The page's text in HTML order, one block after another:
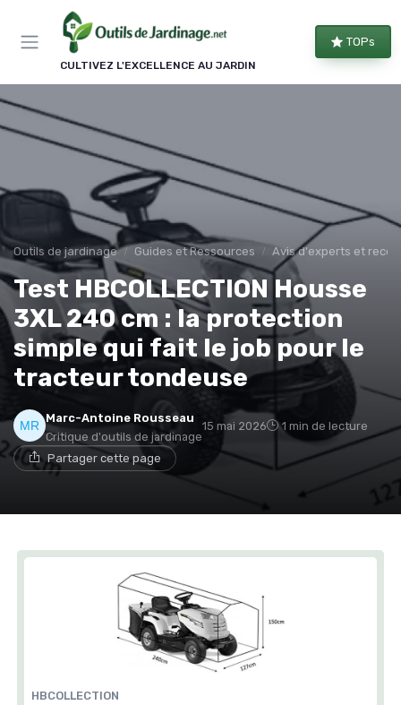
CULTIVEZ L'EXCELLENCE AU JARDIN
TOPs
Outils de jardinage Guides et Ressources Avis d'experts et
Test HBCOLLECTION Housse
3XL 240 cm : la protection
simple qui fait le job pour le
tracteur tondeuse
Marc-Antoine Rousseau
Critique d'outils de jardinage
15 mai 2026 1 min de lecture
Partager cette page
HBCOLLECTION
Panneau de gestion des cookies